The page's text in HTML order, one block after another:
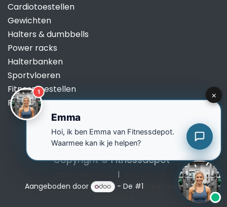
Cardiotoestellen
Gewichten
Halters & dumbbells
Power racks
Halterbanken
Sportvloeren
Fitnesstoestellen
Renting & Leasing
Copyright ©Fitnessdepot
|
Aangeboden door
- De #1
Open source e-